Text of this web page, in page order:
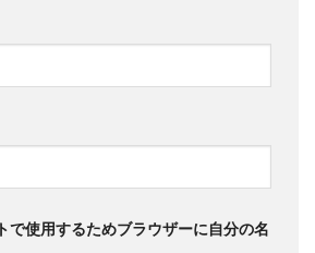
で使用するためブラウザーに自分の名